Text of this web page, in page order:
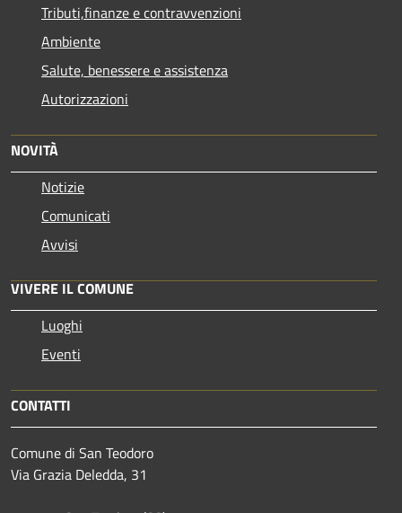
Tributi,finanze e contravvenzioni
Ambiente
Salute, benessere e assistenza
Autorizzazioni
NOVITÀ
Notizie
Comunicati
Avvisi
VIVERE IL COMUNE
Luoghi
Eventi
CONTATTI
Comune di San Teodoro
Via Grazia Deledda, 31